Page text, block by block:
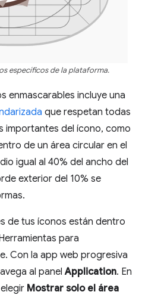
específicos de la plataforma.
enmascarables incluye una
que respetan todas
importantes del ícono, como
de un área circular en el
igual al 40% del ancho del
exterior del 10% se
de tus íconos están dentro
para
Con la app web progresiva
al panelApplication. En
Mostrar solo el área